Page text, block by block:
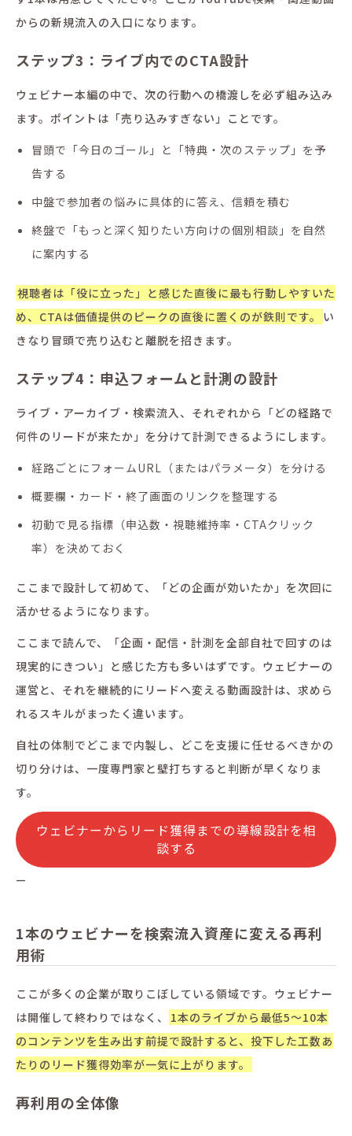
からの新規流入の入口になります。
ステップ3：ライブ内でのCTA設計
ウェビナー本編の中で、次の行動への橋渡しを必ず組み込み
ます。ポイントは「売り込みすぎない」ことです。
冒頭で「今日のゴール」と「特典・次のステップ」を予
告する
中盤で参加者の悩みに具体的に答え、信頼を積む
終盤で「もっと深く知りたい方向けの個別相談」を自然
に案内する
視聴者は「役に立った」と感じた直後に最も行動しやすいた
め、CTAは価値提供のピークの直後に置くのが鉄則です。
い
きなり冒頭で売り込むと離脱を招きます。
ステップ4：申込フォームと計測の設計
ライブ・アーカイブ・検索流入、それぞれから「どの経路で
何件のリードが来たか」を分けて計測できるようにします。
経路ごとにフォームURL（またはパラメータ）を分ける
概要欄・カード・終了画面のリンクを整理する
初動で見る指標（申込数・視聴維持率・CTAクリック
率）を決めておく
ここまで設計して初めて、「どの企画が効いたか」を次回に
活かせるようになります。
ここまで読んで、「企画・配信・計測を全部自社で回すのは
現実的にきつい」と感じた方も多いはずです。ウェビナーの
運営と、それを継続的にリードへ変える動画設計は、求めら
れるスキルがまったく違います。
自社の体制でどこまで内製し、どこを支援に任せるべきかの
切り分けは、一度専門家と壁打ちすると判断が早くなりま
す。
ウェビナーからリード獲得までの導線設計を相
談する
—
1本のウェビナーを検索流入資産に変える再利
用術
ここが多くの企業が取りこぼしている領域です。ウェビナー
は開催して終わりではなく、
1本のライブから最低5〜10本
のコンテンツを生み出す前提で設計すると、投下した工数あ
たりのリード獲得効率が一気に上がります。
再利用の全体像